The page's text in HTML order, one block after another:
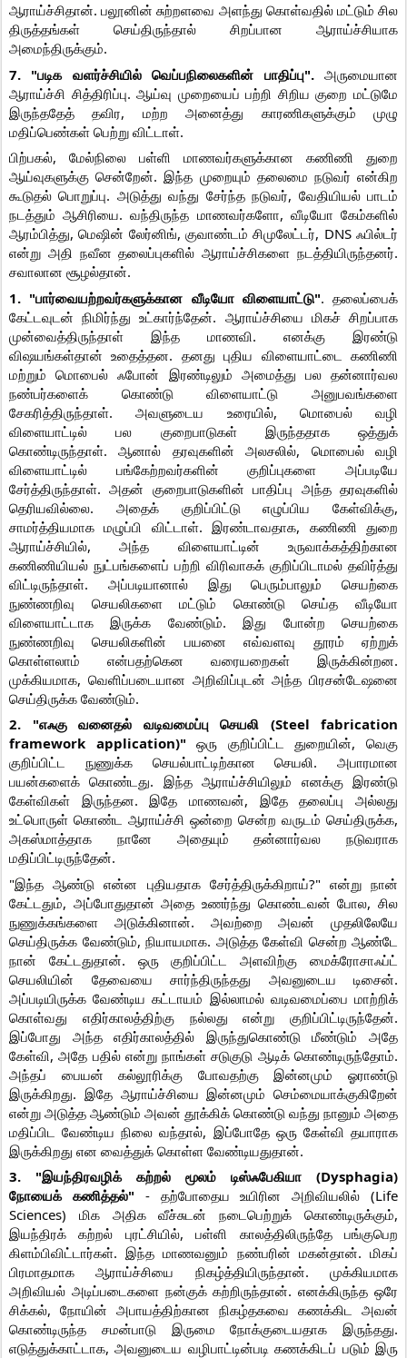
ஆராய்ச்சிதான். பலூனின் சுற்றளவை அளந்து கொள்வதில் மட்டும் சில
திருத்தங்கள் செய்திருந்தால் சிறப்பான ஆராய்ச்சியாக
அமைந்திருக்கும்.
7. "படிக வளர்ச்சியில் வெப்பநிலைகளின் பாதிப்பு".அருமையான
ஆராய்ச்சி சித்திரிப்பு. ஆய்வு முறையைப் பற்றி சிறிய குறை மட்டுமே
இருந்ததேத் தவிர, மற்ற அனைத்து காரணிகளுக்கும் முழு
மதிப்பெண்கள் பெற்று விட்டாள்.
பிற்பகல், மேல்நிலை பள்ளி மாணவர்களுக்கான கணிணி துறை
ஆய்வுகளுக்கு சென்றேன். இந்த முறையும் தலைமை நடுவர் என்கிற
கூடுதல் பொறுப்பு. அடுத்து வந்து சேர்ந்த நடுவர், வேதியியல் பாடம்
நடத்தும் ஆசிரியை. வந்திருந்த மாணவர்களோ, வீடியோ கேம்களில்
ஆரம்பித்து, மெஷின் லேர்னிங், குவாண்டம் சிமுலேட்டர், DNS ஃபில்டர்
என்று அதி நவீன தலைப்புகளில் ஆராய்ச்சிகளை நடத்தியிருந்தனர்.
சவாலான சூழல்தான்.
1. "பார்வையற்றவர்களுக்கான வீடியோ விளையாட்டு". தலைப்பைக்
கேட்டவுடன் நிமிர்ந்து உட்கார்ந்தேன். ஆராய்ச்சியை மிகச் சிறப்பாக
முன்வைத்திருந்தாள் இந்த மாணவி. எனக்கு இரண்டு
விஷயங்கள்தான் உதைத்தன. தனது புதிய விளையாட்டை கணிணி
மற்றும் மொபைல் ஃபோன் இரண்டிலும் அமைத்து பல தன்னார்வல
நண்பர்களைக் கொண்டு விளையாட்டு அனுபவங்களை
சேகரித்திருந்தாள். அவளுடைய உரையில், மொபைல் வழி
விளையாட்டில் பல குறைபாடுகள் இருந்ததாக ஒத்துக்
கொண்டிருந்தாள். ஆனால் தரவுகளின் அலசலில், மொபைல் வழி
விளையாட்டில் பங்கேற்றவர்களின் குறிப்புகளை அப்படியே
சேர்த்திருந்தாள். அதன் குறைபாடுகளின் பாதிப்பு அந்த தரவுகளில்
தெரியவில்லை. அதைக் குறிப்பிட்டு எழுப்பிய கேள்விக்கு,
சாமர்த்தியமாக மழுப்பி விட்டாள். இரண்டாவதாக, கணிணி துறை
ஆராய்ச்சியில், அந்த விளையாட்டின் உருவாக்கத்திற்கான
கணிணியியல் நுட்பங்களைப் பற்றி விரிவாகக் குறிப்பிடாமல் தவிர்த்து
விட்டிருந்தாள். அப்படியானால் இது பெரும்பாலும் செயற்கை
நுண்ணறிவு செயலிகளை மட்டும் கொண்டு செய்த வீடியோ
விளையாட்டாக இருக்க வேண்டும். இது போன்ற செயற்கை
நுண்ணறிவு செயலிகளின் பயனை எவ்வளவு தூரம் ஏற்றுக்
கொள்ளலாம் என்பதற்கென வரையறைகள் இருக்கின்றன.
முக்கியமாக, வெளிப்படையான அறிவிப்புடன் அந்த பிரசன்டேஷனை
செய்திருக்க வேண்டும்.
2. "எஃகு வனைதல் வடிவமைப்பு செயலி (Steel fabrication
framework application)" ஒரு குறிப்பிட்ட துறையின், வெகு
குறிப்பிட்ட நுணுக்க செயல்பாட்டிற்கான செயலி. அபாரமான
பயன்களைக் கொண்டது. இந்த ஆராய்ச்சியிலும் எனக்கு இரண்டு
கேள்விகள் இருந்தன. இதே மாணவன், இதே தலைப்பு அல்லது
உட்பொருள் கொண்ட ஆராய்ச்சி ஒன்றை சென்ற வருடம் செய்திருக்க,
அகஸ்மாத்தாக நானே அதையும் தன்னார்வல நடுவராக
மதிப்பிட்டிருந்தேன்.
"இந்த ஆண்டு என்ன புதியதாக சேர்த்திருக்கிறாய்?" என்று நான்
கேட்டதும், அப்போதுதான் அதை உணர்ந்து கொண்டவன் போல, சில
நுணுக்கங்களை அடுக்கினான். அவற்றை அவன் முதலிலேயே
செய்திருக்க வேண்டும், நியாயமாக. அடுத்த கேள்வி சென்ற ஆண்டே
நான் கேட்டதுதான். ஒரு குறிப்பிட்ட அளவிற்கு மைக்ரோசாஃப்ட்
செயலியின் தேவையை சார்ந்திருந்தது அவனுடைய டிசைன்.
அப்படியிருக்க வேண்டிய கட்டாயம் இல்லாமல் வடிவமைப்பை மாற்றிக்
கொள்வது எதிர்காலத்திற்கு நல்லது என்று குறிப்பிட்டிருந்தேன்.
இப்போது அந்த எதிர்காலத்தில் இருந்துகொண்டு மீண்டும் அதே
கேள்வி, அதே பதில் என்று நாங்கள் சடுகுடு ஆடிக் கொண்டிருந்தோம்.
அந்தப் பையன் கல்லூரிக்கு போவதற்கு இன்னமும் ஓராண்டு
இருக்கிறது. இதே ஆராய்ச்சியை இன்னமும் செம்மையாக்குகிறேன்
என்று அடுத்த ஆண்டும் அவன் தூக்கிக் கொண்டு வந்து நானும் அதை
மதிப்பிட வேண்டிய நிலை வந்தால், இப்போதே ஒரு கேள்வி தயாராக
இருக்கிறது என வைத்துக் கொள்ள வேண்டியதுதான்.
3. "இயந்திரவழிக் கற்றல் மூலம் டிஸ்ஃபேகியா (Dysphagia)
நோயைக் கணித்தல்" - தற்போதைய உயிரின அறிவியலில் (Life
Sciences) மிக அதிக வீச்சுடன் நடைபெற்றுக் கொண்டிருக்கும்,
இயந்திரக் கற்றல் புரட்சியில், பள்ளி காலத்திலிருந்தே பங்குபெற
கிளம்பிவிட்டார்கள். இந்த மாணவனும் நண்பரின் மகன்தான். மிகப்
பிரமாதமாக ஆராய்ச்சியை நிகழ்த்தியிருந்தான். முக்கியமாக
அறிவியல் அடிப்படைகளை நன்குக் கற்றிருந்தான். எனக்கிருந்த ஒரே
சிக்கல், நோயின் அபாயத்திற்கான நிகழ்தகவை கணக்கிட அவன்
கொண்டிருந்த சமன்பாடு இருமை நோக்குடையதாக இருந்தது.
எடுத்துக்காட்டாக, அவனுடைய வழிபாட்டின்படி கணக்கிடப் படும் இரு